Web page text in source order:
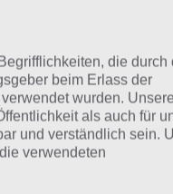
nach der
nach dem Level zu
weitgehend aktuell
die durch
beim Erlass der
wurden. Unsere
als auch für
und verständlich sein.
verwendeten